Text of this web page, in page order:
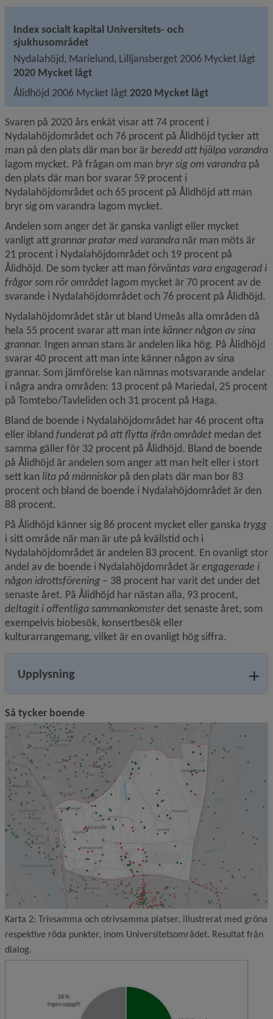
Index socialt kapital Universitets- och
sjukhusområdet
2020 Mycket lågt
Ålidhöjd 2006 Mycket lågt 2020 Mycket lågt
Svaren på 2020 års enkät visar att 74 procent i
Nydalahöjdområdet och 76 procent på Ålidhöjd tycker att
man på den plats där man bor är
lagom mycket. På frågan om man bryr sig om varandra på
den plats där man bor svarar 59 procent i
Nydalahöjdområdet och 65 procent på Ålidhöjd att man
bryr sig om varandra lagom mycket.
Andelen som anger det är ganska vanligt eller mycket
vanligt att grannar pratar med varandra när man möts är
21 procent i Nydalahöjdområdet och 19 procent på
Ålidhöjd. De som tycker att man förväntas vara engagerad i
frågor som rör området lagom mycket är 70 procent av de
svarande i Nydalahöjdområdet och 76 procent på Ålidhöjd.
Nydalahöjdområdet står ut bland Umeås alla områden då
hela 55 procent svarar att man inte känner någon av sina
grannar. Ingen annan stans är andelen lika hög. På Ålidhöjd
svarar 40 procent att man inte känner någon av sina
grannar. Som jämförelse kan nämnas motsvarande andelar
i några andra områden: 13 procent på Mariedal, 25 procent
på Tomtebo/Tavleliden och 31 procent på Haga.
Bland de boende i Nydalahöjdområdet har 46 procent ofta
eller ibland funderat på att flytta ifrån området medan det
samma gäller för 32 procent på Ålidhöjd. Bland de boende
på Ålidhöjd är andelen som anger att man helt eller i stort
sett kan lita på människor på den plats där man bor 83
procent och bland de boende i Nydalahöjdområdet är den
88 procent.
På Ålidhöjd känner sig 86 procent mycket eller ganska trygg
i sitt område när man är ute på kvällstid och i
Nydalahöjdområdet är andelen 83 procent. En ovanligt stor
andel av de boende i Nydalahöjdområdet är engagerade i
någon idrottsförening – 38 procent har varit det under det
deltagit i offentliga sammankomster det senaste året, som
exempelvis biobesök, konsertbesök eller
kulturarrangemang, vilket är en ovanligt hög siffra.
Upplysning
Så tycker boende
Karta 2: Trivsamma och otrivsamma platser, illustrerat med gröna
respektive röda punkter, inom Universitetsområdet. Resultat från
dialog.